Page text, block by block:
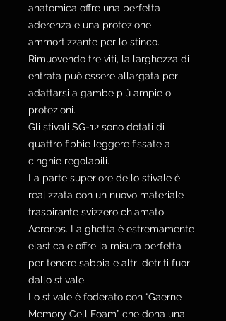
anatomica offre una perfetta
aderenza e una protezione
ammortizzante per lo stinco.
Rimuovendo tre viti, la larghezza di
entrata può essere allargata per
adattarsi a gambe più ampie o
protezioni.
Gli stivali SG-12 sono dotati di
quattro fibbie leggere fissate a
cinghie regolabili.
La parte superiore dello stivale è
realizzata con un nuovo materiale
traspirante svizzero chiamato
Acronos. La ghetta è estremamente
elastica e offre la misura perfetta
per tenere sabbia e altri detriti fuori
dallo stivale.
Lo stivale è foderato con “Gaerne
Memory Cell Foam” che dona una